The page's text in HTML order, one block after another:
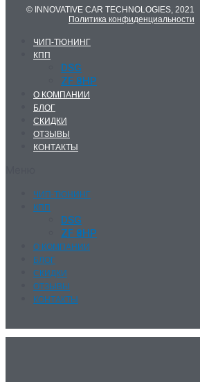
© INNOVATIVE CAR TECHNOLOGIES, 2021
Политика конфиденциальности
ЧИП-ТЮНИНГ
КПП
DSG
ZF 8HP
О КОМПАНИИ
БЛОГ
СКИДКИ
ОТЗЫВЫ
КОНТАКТЫ
ЧИП-ТЮНИНГ
КПП
DSG
ZF 8HP
О КОМПАНИИ
БЛОГ
СКИДКИ
ОТЗЫВЫ
КОНТАКТЫ